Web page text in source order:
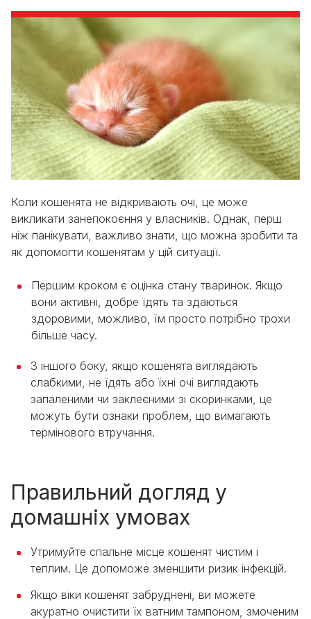
Коли кошенята не відкривають очі, це може
викликати занепокоєння у власників. Однак, перш
ніж панікувати, важливо знати, що можна зробити та
як допомогти кошенятам у цій ситуації.
Першим кроком є оцінка стану тваринок. Якщо
вони активні, добре їдять та здаються
здоровими, можливо, їм просто потрібно трохи
більше часу.
З іншого боку, якщо кошенята виглядають
слабкими, не їдять або їхні очі виглядають
запаленими чи заклеєними зі скоринками, це
можуть бути ознаки проблем, що вимагають
термінового втручання.
Правильний догляд у
домашніх умовах
Утримуйте спальне місце кошенят чистим і
теплим. Це допоможе зменшити ризик інфекцій.
Якщо віки кошенят забруднені, ви можете
акуратно очистити їх ватним тампоном, змоченим